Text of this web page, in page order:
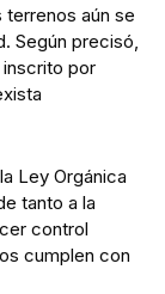
aún se
Según precisó,
por
Ley Orgánica
tanto a la
control
cumplen con